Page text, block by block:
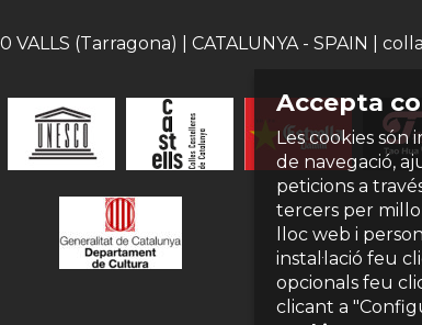
Accepta
Les cookies
de navegació,
peticions a
tercers per
lloc web i
instal·lació feu
opcionals feu
clicant a
(Tarragona) | CATALUNYA - SPAIN |